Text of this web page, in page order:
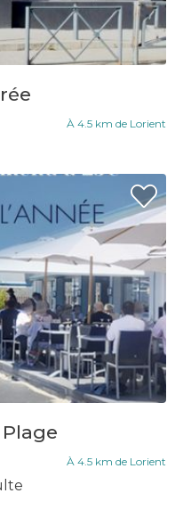
À 4.5 km de Lorient
À 4.5 km de Lorient